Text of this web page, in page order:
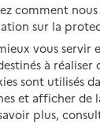
comment
sur la
vous servir
à
sont utilisés
et afficher de
plus,